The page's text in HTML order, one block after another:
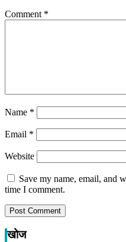
Comment *
Name *
Email *
Website
Save my name, email, and
time I comment.
खोज